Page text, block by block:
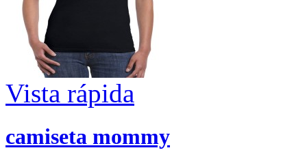
Vista rápida
camiseta mommy